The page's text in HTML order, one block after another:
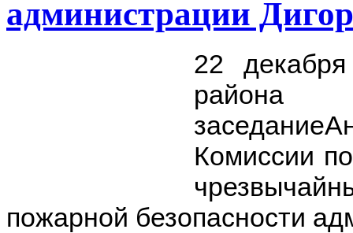
администрации
22
района
Комиссии
пожарной безопасности